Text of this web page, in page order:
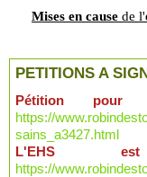
Mises en cause de l'
PETITIONS A
Pétition
https://
sains_a3427.html
L'EHS est
https://